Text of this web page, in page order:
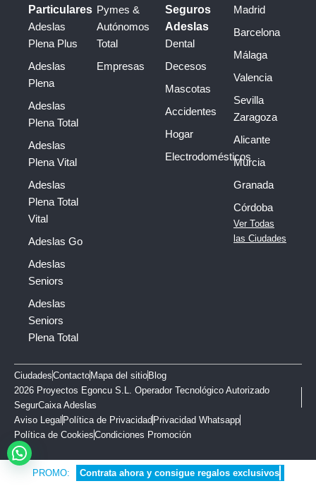
Particulares
Adeslas
Plena Plus
Adeslas
Plena
Adeslas
Plena Total
Adeslas
Plena Vital
Adeslas
Plena Total
Vital
Adeslas Go
Adeslas
Seniors
Adeslas
Seniors
Plena Total
Pymes &
Autónomos
Total
Empresas
Seguros
Adeslas
Dental
Decesos
Mascotas
Accidentes
Hogar
Electrodomésticos
Madrid
Barcelona
Málaga
Valencia
Sevilla
Zaragoza
Alicante
Murcia
Granada
Córdoba
Ver Todas
las Ciudades
CiudadesContacto Mapa del sitio Blog
2026 Proyectos Egoncu S.L. Operador Tecnológico Autorizado
SegurCaixa Adeslas
Aviso Legal Política de Privacidad Privacidad Whatsapp
Política de CookiesCondiciones Promoción
PROMO: Contrata ahora y consigue regal os excl usivos